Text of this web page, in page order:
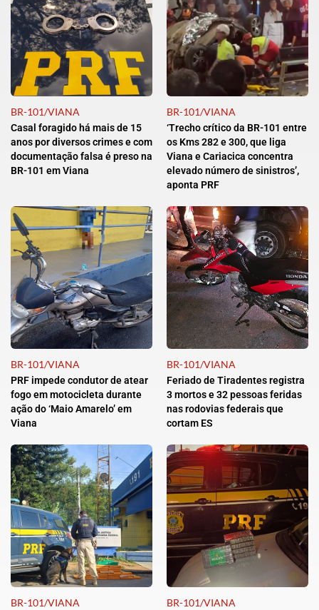
BR-101/VIANA
Casal foragido há mais de 15
anos por diversos crimes e com
documentação falsa é preso na
BR-101 em Viana
BR-101/VIANA
‘Trecho crítico da BR-101 entre
os Kms 282 e 300, que liga
Viana e Cariacica concentra
elevado número de sinistros’,
aponta PRF
BR-101/VIANA
PRF impede condutor de atear
fogo em motocicleta durante
ação do ‘Maio Amarelo’ em
Viana
BR-101/VIANA
Feriado de Tiradentes registra
3 mortos e 32 pessoas feridas
nas rodovias federais que
cortam ES
BR-101/VIANA BR-101/VIANA